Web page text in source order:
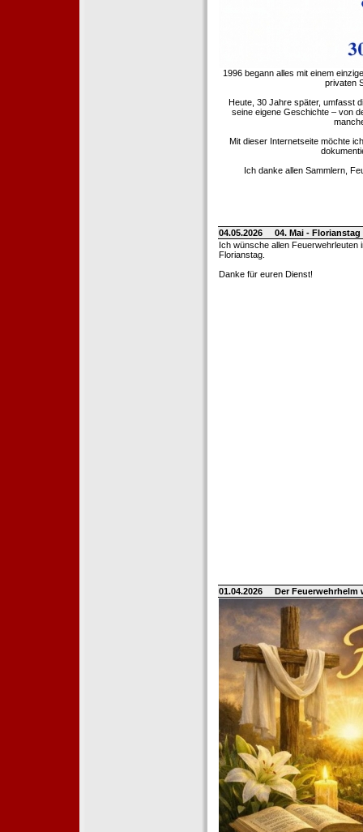
1996 begann alles mit einem
privaten
Heute, 30 Jahre später, umfasst
seine eigene Geschichte – von
Mit dieser Internetseite möchte
Ich danke allen Sammlern,
04.05.2026
04. Mai -
Ich wünsche allen Feuerwehrleuten
Florianstag.
Danke für euren Dienst!
01.04.2026 Der